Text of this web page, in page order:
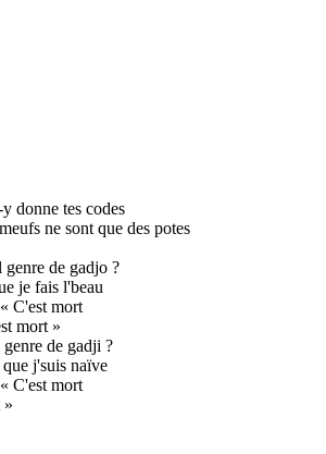
donne tes codes
ne sont que des potes
de gadjo ?
je fais l'beau
C'est mort
mort »
de gadji ?
j'suis naïve
C'est mort
»